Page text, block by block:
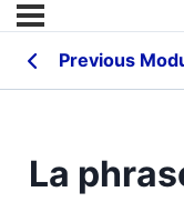
Previous
La